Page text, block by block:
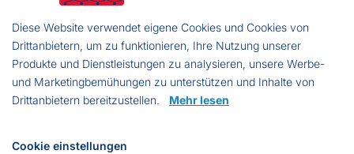
Maschenweite: 55 mm
Maschentiefe: 25,5 ma
Knotenlänge: 1000kn
Fanghöhe: 2,4 m
Schwimmer
Diese Website verwendet eigene Cookies und Cookies von
Drittanbietern, um zu funktionieren, Ihre Nutzung unserer
Produkte und Dienstleistungen zu analysieren, unsere Werbe-
und Marketingbemühungen zu unterstützen und Inhalte von
Drittanbietern bereitzustellen. Mehr lesen
Cookie einstellungen